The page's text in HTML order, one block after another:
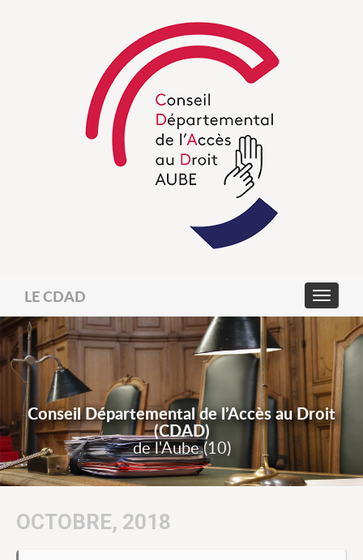
LE CDAD
Conseil Départemental de l’Accès au Droit
(CDAD)
de l'Aube (10)
OCTOBRE, 2018